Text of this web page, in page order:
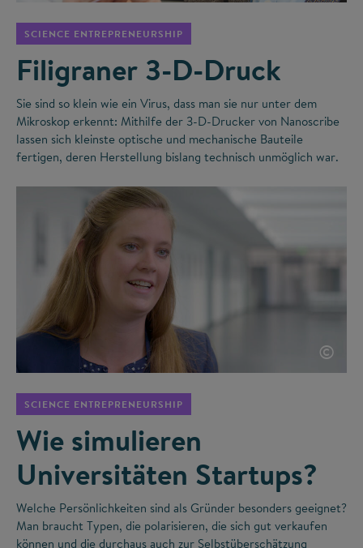
SCIENCE ENTREPRENEURSHIP
Filigraner 3-D-Druck
Sie sind so klein wie ein Virus, dass man sie nur unter dem
Mikroskop erkennt: Mithilfe der 3-D-Drucker von Nanoscribe
lassen sich kleinste optische und mechanische Bauteile
fertigen, deren Herstellung bislang technisch unmöglich war.
©
SCIENCE ENTREPRENEURSHIP
Wie simulieren
Universitäten Startups?
Welche Persönlichkeiten sind als Gründer besonders geeignet?
Man braucht Typen, die polarisieren, die sich gut verkaufen
können und die durchaus auch zur Selbstüberschätzung